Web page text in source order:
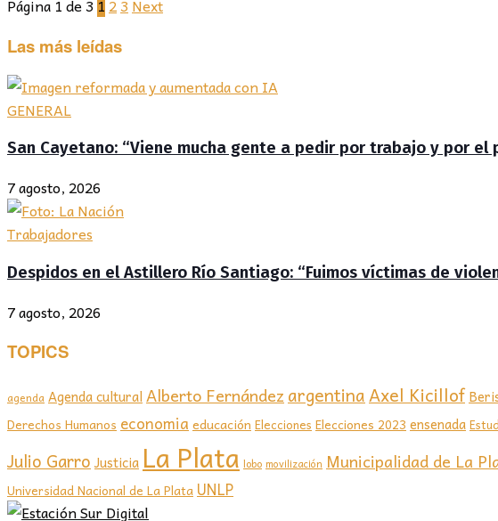
Página 1 de 3 1 23 Next
Las más leídas
GENERAL
San Cayetano: “Viene mucha gente a pedir por trabajo y por el
7 agosto, 2026
Trabajadores
Despidos en el Astillero Río Santiago: “Fuimos víctimas de
7 agosto, 2026
TOPICS
agenda Agenda culturalAlberto Fernández argentinaAxel Kicillof
Derechos Humanos economia educación Elecciones Elecciones 2023 ensenada
Julio Garro Justicia La Plata lobo movilización Municipalidad de La
Universidad Nacional de La Plata UNLP